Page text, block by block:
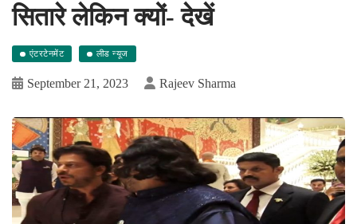
सितारे लेकिन क्यों- देखें
एंटरटेनमेंट लीड न्यूज
September 21, 2023 Rajeev Sharma